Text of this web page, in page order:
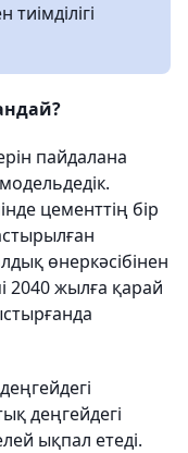
пайдалана
цементтің бір
өнеркәсібінен
2040 жылға қарай
деңгейдегі
ықпал етеді.